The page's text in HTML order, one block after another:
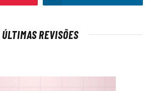
ÚLTIMAS REVISÕES